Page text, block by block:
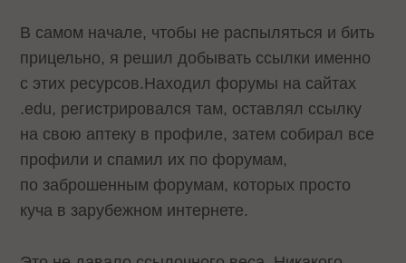
В самом начале, чтобы не распыляться и бить
прицельно, я решил добывать ссылки именно
с этих ресурсов.Находил форумы на сайтах
.edu, регистрировался там, оставлял ссылку
на свою аптеку в профиле, затем собирал все
профили и спамил их по форумам,
по заброшенным форумам, которых просто
куча в зарубежном интернете.